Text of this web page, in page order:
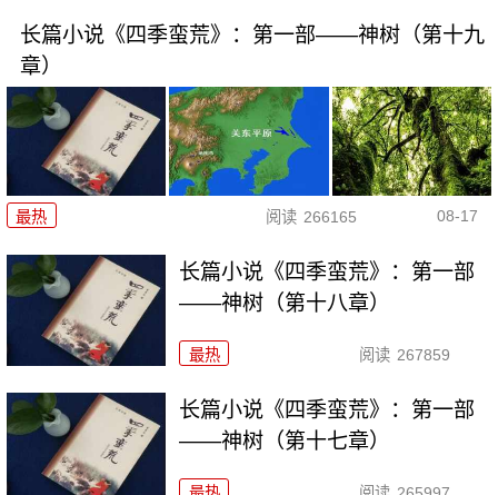
长篇小说《四季蛮荒》：第一部——神树（第十九
章）
最热 阅读 266165 08-17
长篇小说《四季蛮荒》：第一部
——神树（第十八章）
最热 阅读 267859
长篇小说《四季蛮荒》：第一部
——神树（第十七章）